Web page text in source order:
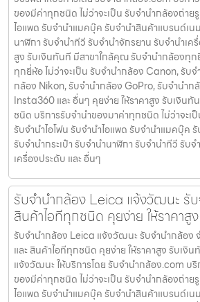
ของมีค่าทุกชนิด ไม่ว่าจะเป็น รับจํานํากล้องถ่าย
ไอแพด รับจํานําแมคบุ๊ค รับจํานําสินค้าแบรนด์เน
นาฬิกา รับจํานําทีวี รับจํานําจักรยาน รับจํานําเค
สูง รับเงินทันที มีสาขาใกล้คุณ รับจำนำกล้องทุ
ทุกยี่ห้อ ไม่ว่าจะเป็น รับจำนำกล้อง Canon, รับ
กล้อง Nikon, รับจำนำกล้อง GoPro, รับจำนำก
Insta360 และ อื่นๆ คุยง่าย ให้ราคาสูง รับเงิน
ชนิด บริการรับจำนำของมาค่าทุกชนิด ไม่ว่าจะเ
รับจํานําไอโฟน รับจํานําไอแพด รับจํานําแมคบุ๊ค
รับจํานํากระเป๋า รับจํานํานาฬิกา รับจํานําทีวี รับ
เครื่องประดับ และ อื่นๆ
รับจำนำกล้อง Leica แจ้งวัฒนะ รับ
สินค้าไอทีทุกชนิด คุยง่าย ให้ราคาสูง
รับจำนำกล้อง Leica แจ้งวัฒนะ รับจํานํากล้อง
และ สินค้าไอทีทุกชนิด คุยง่าย ให้ราคาสูง รับเงิ
แจ้งวัฒนะ ให้บริการโดย รับจํานํากล้อง.com บริ
ของมีค่าทุกชนิด ไม่ว่าจะเป็น รับจํานํากล้องถ่าย
ไอแพด รับจํานําแมคบุ๊ค รับจํานําสินค้าแบรนด์เน